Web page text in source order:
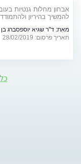
אבחון מחלות גנטיות
להמשיך בהיריון
מאת: ד"ר שגיא יוספסברג
תאריך פרסום: 28/02/2019